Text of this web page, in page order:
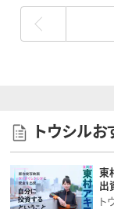
最初
トウシル
東
出
ト